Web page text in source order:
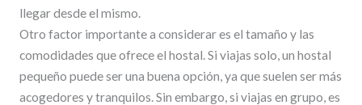
llegar desde el mismo.
Otro factor importante a considerar es el tamaño y las
comodidades que ofrece el hostal. Si viajas solo, un hostal
pequeño puede ser una buena opción, ya que suelen ser más
acogedores y tranquilos. Sin embargo, si viajas en grupo, es